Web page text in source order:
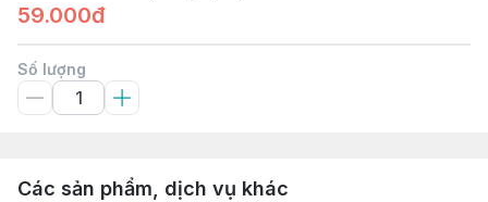
59.000đ
Số lượng
Các sản phẩm, dịch vụ khác